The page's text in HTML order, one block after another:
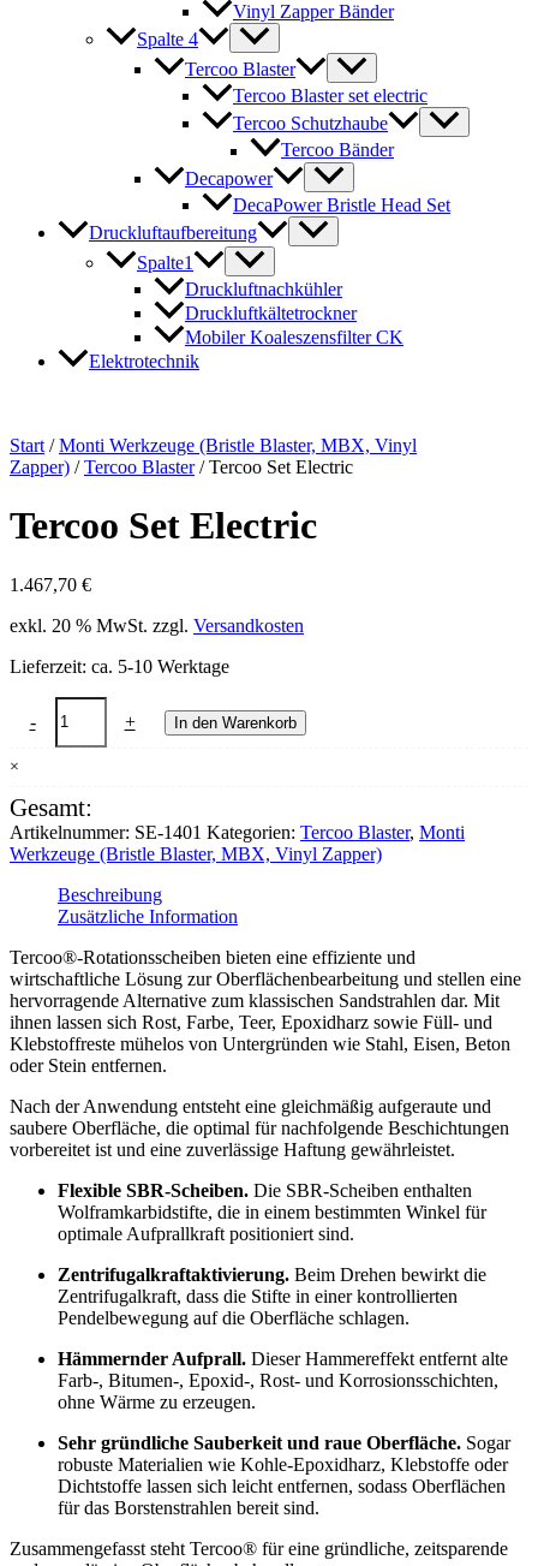
Vinyl Zapper Bänder
Spalte 4
Tercoo Blaster
Tercoo Blaster set electric
Tercoo Schutzhaube
Tercoo Bänder
Decapower
DecaPower Bristle Head Set
Druckluftaufbereitung
Spalte1
Druckluftnachkühler
Druckluftkältetrockner
Mobiler Koaleszensfilter CK
Elektrotechnik
Start /Monti Werkzeuge (Bristle Blaster, MBX, Vinyl
Zapper) /Tercoo Blaster/ Tercoo Set Electric
Tercoo Set Electric
1.467,70 €
exkl. 20 % MwSt. zzgl. Versandkosten
Lieferzeit: ca. 5-10 Werktage
-
Tercoo
Set
Electric
Menge
+ In den Warenkorb
×
Gesamt:
Artikelnummer: SE-1401 Kategorien: Tercoo Blaster, Monti
Werkzeuge (Bristle Blaster, MBX, Vinyl Zapper)
Beschreibung
Zusätzliche Information
Tercoo®-Rotationsscheiben bieten eine effiziente und
wirtschaftliche Lösung zur Oberflächenbearbeitung und stellen eine
hervorragende Alternative zum klassischen Sandstrahlen dar. Mit
ihnen lassen sich Rost, Farbe, Teer, Epoxidharz sowie Füll- und
Klebstoffreste mühelos von Untergründen wie Stahl, Eisen, Beton
oder Stein entfernen.
Nach der Anwendung entsteht eine gleichmäßig aufgeraute und
saubere Oberfläche, die optimal für nachfolgende Beschichtungen
vorbereitet ist und eine zuverlässige Haftung gewährleistet.
Flexible SBR-Scheiben. Die SBR-Scheiben enthalten
Wolframkarbidstifte, die in einem bestimmten Winkel für
optimale Aufprallkraft positioniert sind.
Zentrifugalkraftaktivierung. Beim Drehen bewirkt die
Zentrifugalkraft, dass die Stifte in einer kontrollierten
Pendelbewegung auf die Oberfläche schlagen.
Hämmernder Aufprall. Dieser Hammereffekt entfernt alte
Farb-, Bitumen-, Epoxid-, Rost- und Korrosionsschichten,
ohne Wärme zu erzeugen.
Sehr gründliche Sauberkeit und raue Oberfläche. Sogar
robuste Materialien wie Kohle-Epoxidharz, Klebstoffe oder
Dichtstoffe lassen sich leicht entfernen, sodass Oberflächen
für das Borstenstrahlen bereit sind.
Zusammengefasst steht Tercoo® für eine gründliche, zeitsparende